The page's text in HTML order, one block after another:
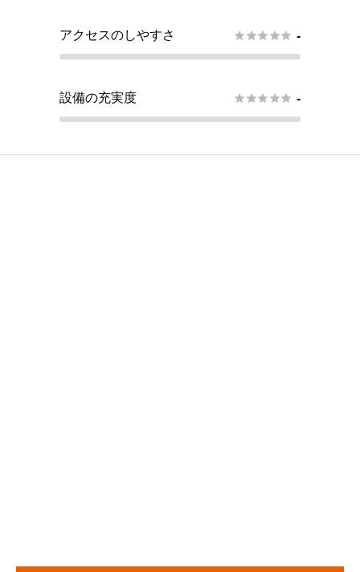
アクセスのしやすさ  -
設備の充実度  -